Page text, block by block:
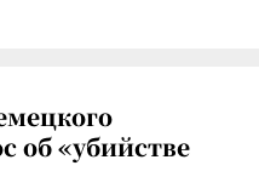
об «убийстве